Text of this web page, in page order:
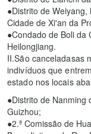
●Distrito de
Cidade de Xi'an da
●Condado de Boli da
Heilongjiang.
II.São canceladasas
indivíduos que
estado nos locais
●Distrito de Nanming
Guizhou;
●2.ª Comissão de